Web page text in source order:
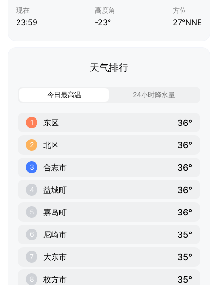
现在
23:59
高度角
-23°
方位
27°NNE
天气排行
今日最高温 24小时降水量
1 东区 36°
2 北区 36°
3 合志市 36°
4 益城町 36°
5 嘉岛町 36°
6 尼崎市 35°
7 大东市 35°
8 枚方市 35°